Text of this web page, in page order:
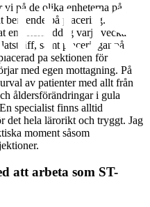
på de olika enheterna på
beroende på placering.
en eftermiddag varje vecka
samt placeringar på
på sektionen för
med egen mottagning. På
av patienter med allt från
åldersförändringar i gula
specialist finns alltid
hela lärorikt och tryggt. Jag
moment såsom
att arbeta som ST-